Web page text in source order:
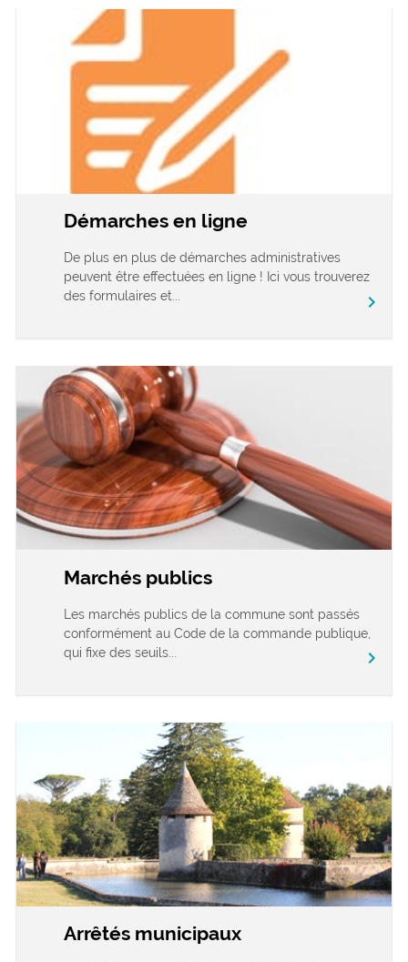
Démarches en ligne
De plus en plus de démarches administratives
peuvent être effectuées en ligne ! Ici vous trouverez
des formulaires et...
chevron_right
Marchés publics
Les marchés publics de la commune sont passés
conformément au Code de la commande publique,
qui fixe des seuils...
chevron_right
Arrêtés municipaux